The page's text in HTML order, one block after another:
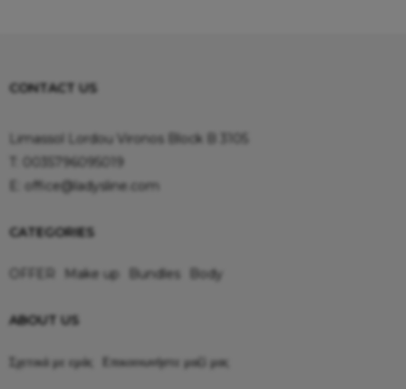
CONTACT US
Limassol Lordou Vironos Block B 3105
0035796095019
office@ladysline.com
CATEGORIES
Make up Bundles Body
ABOUT US
Σχετικά με εμάς Επικοινωνήστε μαζί μας